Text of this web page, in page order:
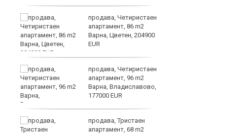
продава, Четиристаен
апартамент, 86 m2
Варна, Цветен, 204900
EUR
продава, Четиристаен
апартамент, 96 m2
Варна, Владиславово,
177000 EUR
продава, Тристаен
апартамент, 68 m2